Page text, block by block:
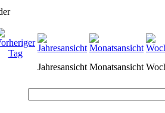
Jahresansicht Monatsansicht